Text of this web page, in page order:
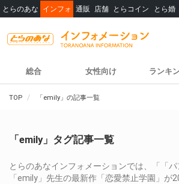
とらのあな インフォ 通販 店舗 とらコイン とら婚
総合 女性向け ランキ
TOP 「emily」の記事一覧
「emily」タグ記事一覧
とらのあなインフォメーションでは、「「
「emily」先生の最新作「恋愛禁止学園」が